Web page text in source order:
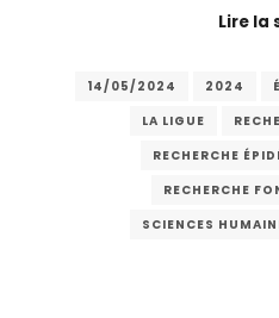
Lire la
14/05/2024 2024
LA LIGUE
RECHERCHE
RECHERCHE
SCIENCES